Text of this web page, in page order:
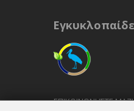
ΕΠΙΚΟΙΝΩΝΉΣΤΕ